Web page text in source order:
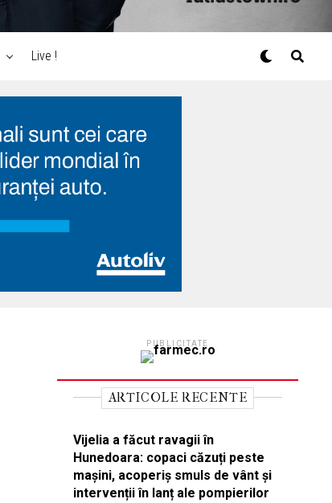
Live !
PUBLICITATE
ARTICOLE RECENTE
Vijelia a făcut ravagii în
Hunedoara: copaci căzuți peste
mașini, acoperiș smuls de vânt și
intervenții în lanț ale pompierilor